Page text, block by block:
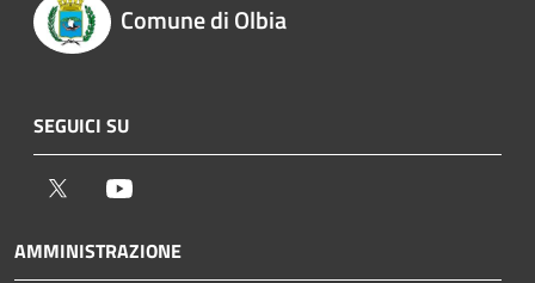
Comune di Olbia
SEGUICI SU
Twitter
AMMINISTRAZIONE